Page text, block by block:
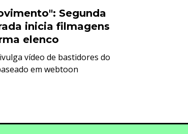
Segunda
inicia filmagens
elenco
vídeo de bastidores do
em webtoon